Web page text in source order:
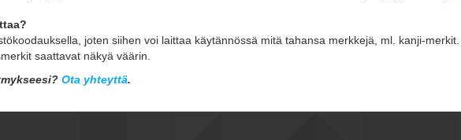
joten siihen voi laittaa käytännössä mitä tahansa merkkejä, ml. kanji-
saattavat näkyä väärin.
Ota yhteyttä.